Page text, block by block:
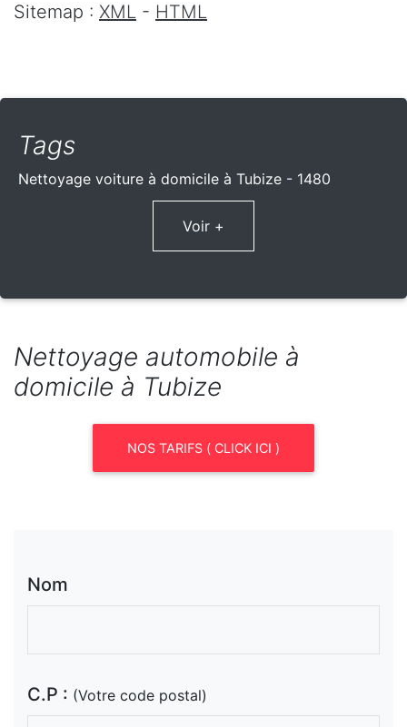
Sitemap : XML - HTML
Tags
Nettoyage voiture à domicile à Tubize - 1480
Voir +
Nettoyage automobile à
domicile à Tubize
NOS TARIFS ( CLICK ICI )
Nom
C.P : (Votre code postal)